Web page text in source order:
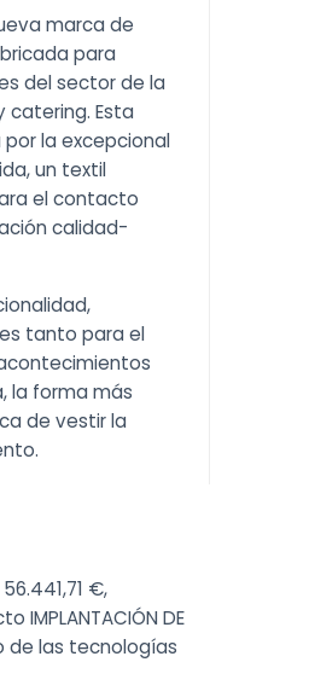
marca de
para
del sector de la
catering. Esta
la excepcional
un textil
el contacto
calidad-
tanto para el
la forma más
de vestir la
€,
DE
de las tecnologías